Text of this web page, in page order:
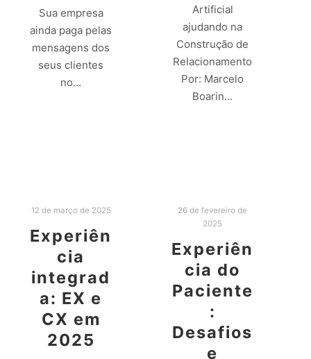
Sua empresa
ainda paga pelas
mensagens dos
seus clientes
no…
Artificial
ajudando na
Construção de
Relacionamento
Por: Marcelo
Boarin…
12 de março de 2025
Experiên
cia
integrad
a: EX e
CX em
2025
26 de fevereiro de
2025
Experiên
cia do
Paciente
:
Desafios
e